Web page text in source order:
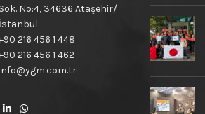
No:4, 34636 Ataşehir/
216 456 1 448
216 456 1 462